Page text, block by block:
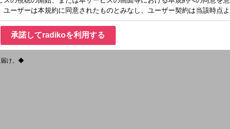
しい取組みやまちの話題について扶桑町役場秘書企画課の加藤さんにお話を伺います。
貴がお届けします。
届け。◆
承諾してradikoを利用する